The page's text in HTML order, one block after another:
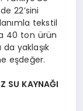
22’sini
tekstil
40 ton ürün
yaklaşık
eşdeğer.
SU KAYNAĞI